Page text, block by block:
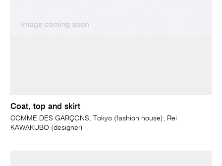
Coat, top and skirt
COMME DES GARÇONS, Tokyo (fashion house); Rei
KAWAKUBO (designer)